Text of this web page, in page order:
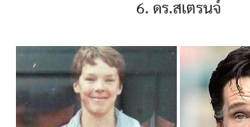
6. ดร.สเตรนจ์